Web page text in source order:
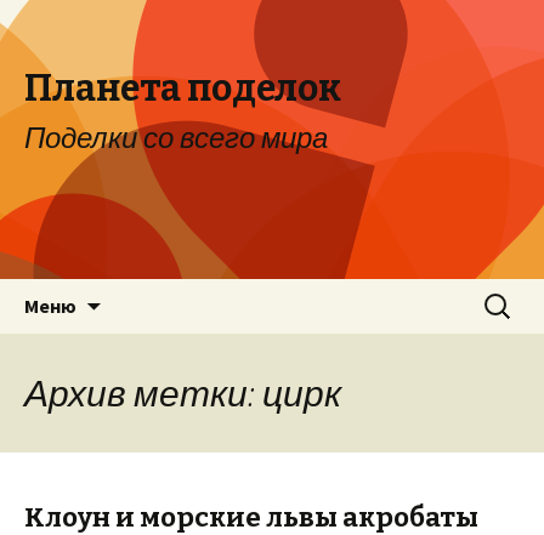
Планета поделок
Поделки со всего мира
Меню Найти:
Архив метки: цирк
Клоун и морские львы акробаты